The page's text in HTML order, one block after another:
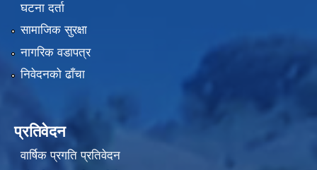
घटना दर्ता
सामाजिक सुरक्षा
नागरिक वडापत्र
निवेदनको ढाँचा
प्रतिवेदन
वार्षिक प्रगति प्रतिवेदन